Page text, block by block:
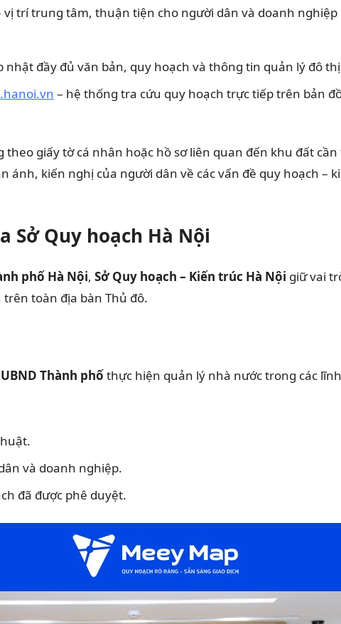
vị trí trung tâm, thuận tiện cho người dân và doanh
nhật đầy đủ văn bản, quy hoạch và thông tin quản lý đô
– hệ thống tra cứu quy hoạch trực tiếp trên bản
giấy tờ cá nhân hoặc hồ sơ liên quan đến khu đất
ánh, kiến nghị của người dân về các vấn đề quy hoạch –
Sở Quy hoạch Hà Nội
phố Hà Nội, Sở Quy hoạch – Kiến trúc Hà Nội giữ vai
toàn địa bàn Thủ đô.
Thành phốthực hiện quản lý nhà nước trong các
và doanh nghiệp.
đã được phê duyệt.